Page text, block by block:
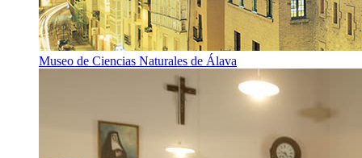
Museo de Ciencias Naturales de Álava